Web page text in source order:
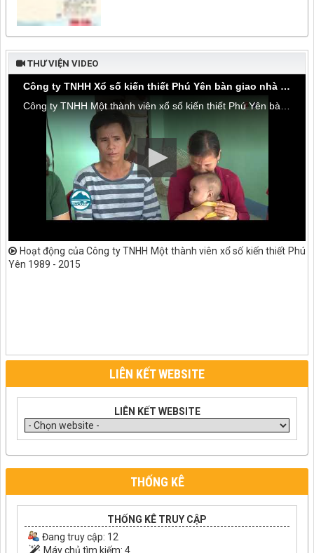
THƯ VIỆN VIDEO
Công ty TNHH Xổ số kiến thiết Phú Yên bàn giao nhà tình thương tại thôn Hòa Đa, xã An Mỹ
Công ty TNHH Một thành viên xổ số kiến thiết Phú Yên bàn giao nhà tình thương tại thôn Hòa Đa, xã An Mỹ, huyện Tuy An
Hoạt động của Công ty TNHH Một thành viên xổ số kiến thiết Phú
Yên 1989 - 2015
LIÊN KẾT WEBSITE
LIÊN KẾT WEBSITE
THỐNG KÊ
THỐNG KÊ TRUY CẬP
Đang truy cập: 12
Máy chủ tìm kiếm: 4